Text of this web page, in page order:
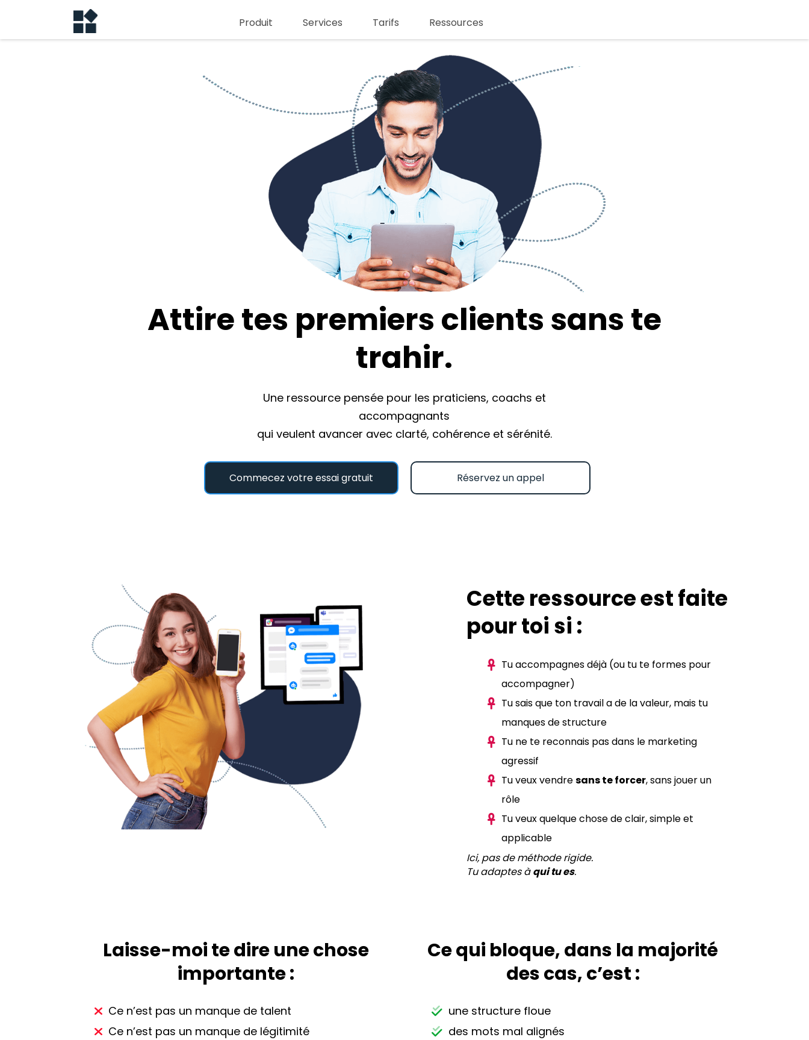
Produit Services Tarifs Ressources
Attire tes premiers clients sans te
trahir.
Une ressource pensée pour les praticiens, coachs et
accompagnants
qui veulent avancer avec clarté, cohérence et sérénité.
Commecez votre essai gratuit Réservez un appel
Cette ressource est faite
pour toi si :
Tu accompagnes déjà (ou tu te formes pour
accompagner)
Tu sais que ton travail a de la valeur, mais tu
manques de structure
Tu ne te reconnais pas dans le marketing
agressif
Tu veux vendresans te forcer, sans jouer un
rôle
Tu veux quelque chose de clair, simple et
applicable
Ici, pas de méthode rigide.
Tu adaptes àqui tu es.
Laisse-moi te dire une chose
importante :
Ce n’est pas un manque de talent
Ce n’est pas un manque de légitimité
Ce qui bloque, dans la majorité
des cas, c’est :
une structure floue
des mots mal alignés